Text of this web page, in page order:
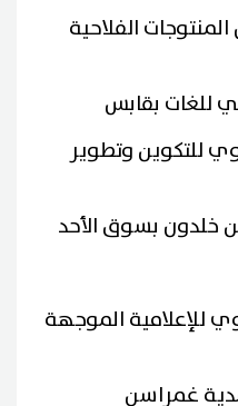
الفلاحية
للغات بقابس
للتكوين وتطوير
خلدون بسوق الأحد
للإعلامية الموجهة
غمراسن